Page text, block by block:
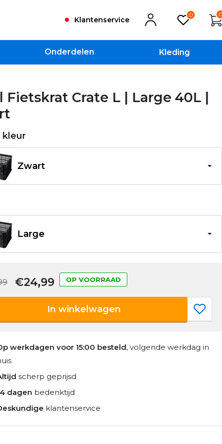
Klantenservice
0
Onderdelen Kleding
Fietskrat Crate L | Large 40L |
kleur
Zwart
Large
€24,99 OP VOORRAAD
In winkelwagen
werkdagen voor 15:00 besteld, volgende werkdag in
scherp geprijsd
dagen bedenktijd
klantenservice